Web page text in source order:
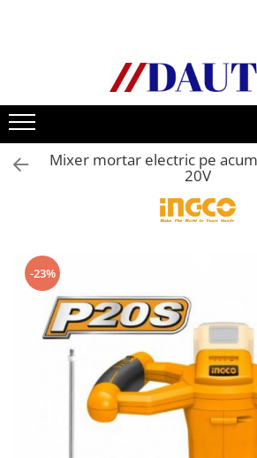
Bullbare, Suporti lumini camioane
Accesorii inox
DAF
CF Euro 6
DAF XF Euro 6
Daf XG
Iveco
Mixer mortar electric pe
20V
-23%